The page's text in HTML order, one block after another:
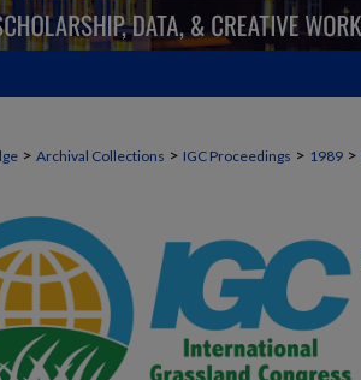
> Archival Collections > IGC Proceedings > 1989 >